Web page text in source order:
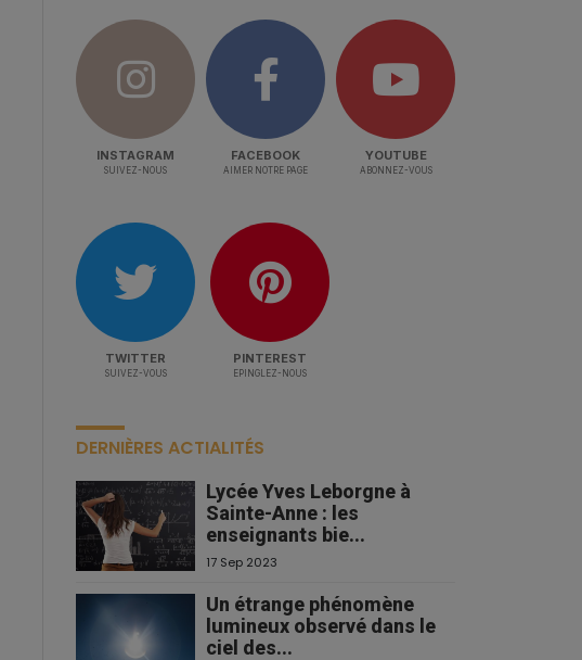
INSTAGRAM
SUIVEZ-NOUS
FACEBOOK
AIMER NOTRE PAGE
YOUTUBE
ABONNEZ-VOUS
TWITTER
SUIVEZ-VOUS
PINTEREST
EPINGLEZ-NOUS
DERNIÈRES ACTIALITÉS
Lycée Yves Leborgne à
Sainte-Anne : les
enseignants bie...
17 Sep 2023
Un étrange phénomène
lumineux observé dans le
ciel des...